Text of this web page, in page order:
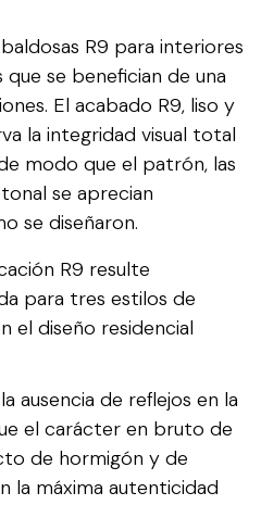
R9 para interiores
se benefician de una
El acabado R9, liso y
la integridad visual total
modo que el patrón, las
se aprecian
se diseñaron.
R9 resulte
para tres estilos de
el diseño residencial
ausencia de reflejos en la
el carácter en bruto de
de hormigón y de
la máxima autenticidad